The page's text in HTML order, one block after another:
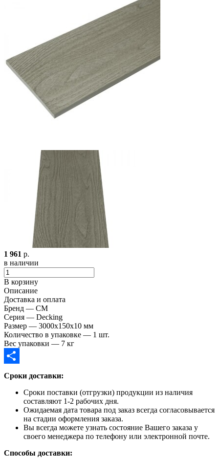
1 961 р.
в наличии
В корзину
Описание
Доставка и оплата
Бренд — CM
Серия — Decking
Размер — 3000x150x10 мм
Количество в упаковке — 1 шт.
Вес упаковки — 7 кг
Отправить
Сроки доставки:
Сроки поставки (отгрузки) продукции из наличия
составляют 1-2 рабочих дня.
Ожидаемая дата товара под заказ всегда согласовывается
на стадии оформления заказа.
Вы всегда можете узнать состояние Вашего заказа у
своего менеджера по телефону или электронной почте.
Способы доставки: